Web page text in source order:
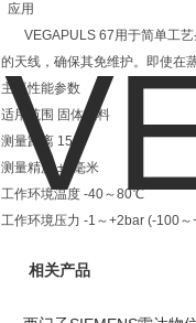
应用
VEGAPULS 67用于简单工艺
的天线，确保其免维护。即使在
主要性能参数
适用范围 固体散料
测量距离 15米
测量精度 ±2毫米
工作环境温度 -40～80℃
工作环境压力 -1～+2bar (-100
相关产品